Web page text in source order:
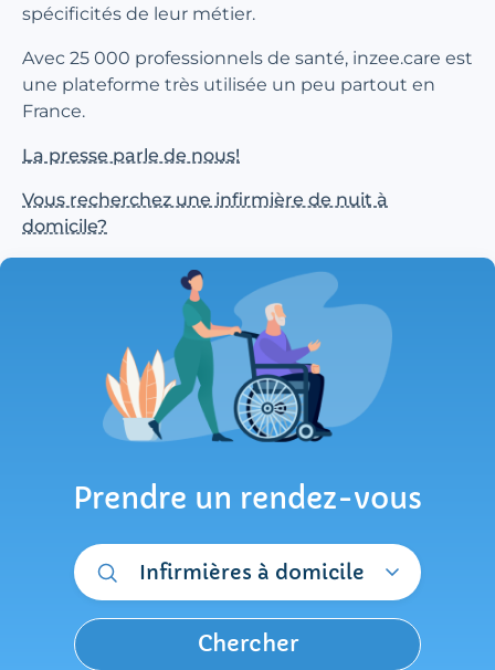
spécificités de leur métier.
Avec 25 000 professionnels de santé, inzee.care est
une plateforme très utilisée un peu partout en
France.
La presse parle de nous!
Vous recherchez une infirmière de nuit à
domicile?
Prendre un rendez-vous
Infirmières à domicile
Chercher